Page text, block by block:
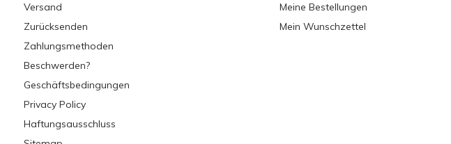
Versand
Zurücksenden
Zahlungsmethoden
Beschwerden?
Geschäftsbedingungen
Privacy Policy
Haftungsausschluss
Meine Bestellungen
Mein Wunschzettel